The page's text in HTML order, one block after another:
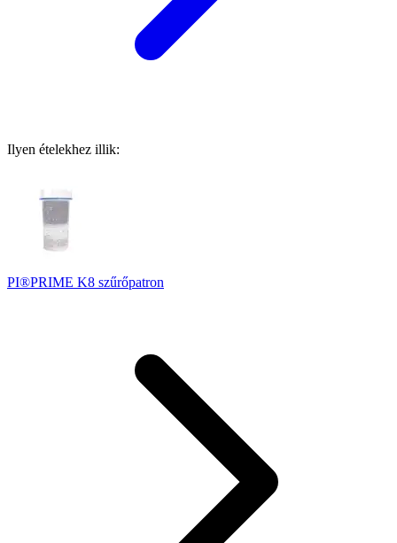
Ilyen ételekhez illik:
PI®PRIME K8 szűrőpatron